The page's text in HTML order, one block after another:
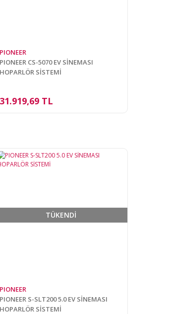
PIONEER
PIONEER CS-5070 EV SİNEMASI
HOPARLÖR SİSTEMİ
31.919,69 TL
TÜKENDİ
PIONEER
PIONEER S-SLT200 5.0 EV SİNEMASI
HOPARLÖR SİSTEMİ